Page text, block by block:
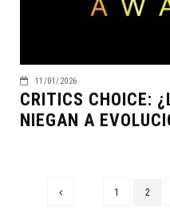
11/01/2026
CRITICS CHOICE:
NIEGAN A
1 2